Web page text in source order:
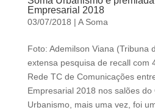
d
b
l
e
f
t
b
Empresarial 2018
03/07/2018 | A Soma
Foto: Ademilson Viana (Tribuna
extensa pesquisa de recall com
Rede TC de Comunicações
Empresarial 2018 nos salões do
Urbanismo, mais uma vez, foi